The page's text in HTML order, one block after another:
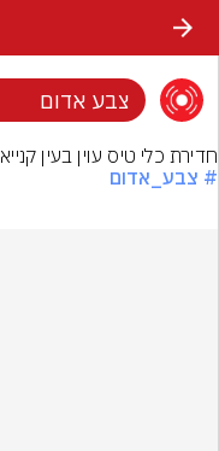
צבע אדום
חדירת כלי טיס עוין בעין קנייא
# צבע_אדום